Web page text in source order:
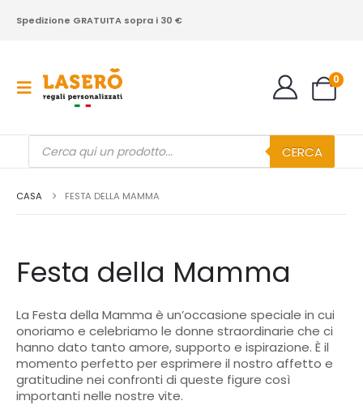
Spedizione GRATUITA sopra i 30 €
0
Products
search CERCA
CASA FESTA DELLA MAMMA
Festa della Mamma
La Festa della Mamma è un’occasione speciale in cui
onoriamo e celebriamo le donne straordinarie che ci
hanno dato tanto amore, supporto e ispirazione. È il
momento perfetto per esprimere il nostro affetto e
gratitudine nei confronti di queste figure così
importanti nelle nostre vite.